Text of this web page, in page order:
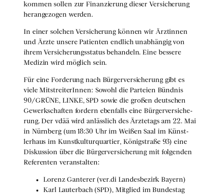
kom­men sol­len zur Finan­zie­rung die­ser Ver­si­che­rung
her­an­ge­zo­gen wer­den.
In einer sol­chen Ver­si­che­rung kön­nen wir Ärz­tin­nen
und Ärz­te unse­re Pati­en­ten end­lich unab­hän­gig von
ihrem Ver­si­che­rungs­sta­tus behan­deln. Eine bes­se­re
Medi­zin wird mög­lich sein.
Für eine For­de­rung nach Bür­ger­ver­si­che­rung gibt es
vie­le Mit­strei­te­rIn­nen: Sowohl die Par­tei­en Bünd­nis
90/GRÜNE, LINKE, SPD sowie die gro­ßen deut­schen
Gewerk­schaf­ten for­dern eben­falls eine Bür­ger­ver­si­che­
rung. Der vdää wird anläss­lich des Ärz­te­tags am 22. Mai
in Nürn­berg (um 18:30 Uhr im Wei­ßen Saal im Künst­
ler­haus im Kunst­kul­tur­quar­tier, König­stra­ße 93) eine
Dis­kus­si­on über die Bür­ger­ver­si­che­rung mit fol­gen­den
Refe­ren­ten ver­an­stal­ten:
Lorenz Gan­te­rer (ver.di Lan­des­be­zirk Bay­ern)
Karl Lau­ter­bach (SPD), Mit­glied im Bun­des­tag